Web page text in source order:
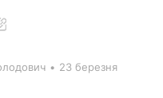
• 23 березня